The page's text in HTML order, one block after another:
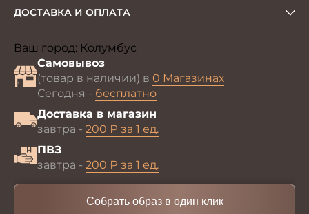
ДОСТАВКА И ОПЛАТА
Ваш город: Колумбус
Самовывоз
(товар в наличии) в 0 Магазинах
Сегодня - бесплатно
Доставка в магазин
завтра - 200 ₽ за 1 ед.
ПВЗ
завтра - 200 ₽ за 1 ед.
Собрать образ в один клик